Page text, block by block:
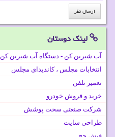
لینک دوستان
آب شیرین کن - دستگاه آب شیرین کن
انتخابات مجلس ، کاندیدای مجلس
تعمیر تلفن
خرید و فروش خودرو
شرکت صنعتی سخت پوشش
طراحی سایت